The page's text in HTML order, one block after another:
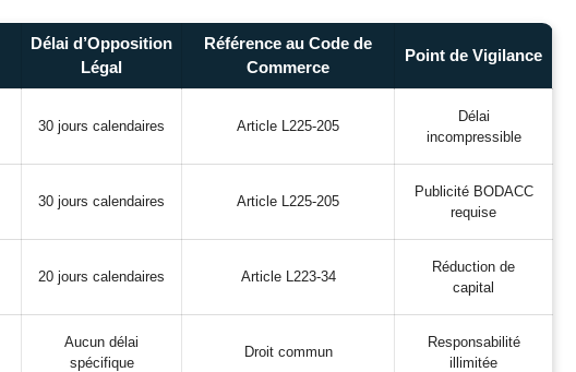
Délai d’Opposition
Légal
Référence au Code de
Commerce
Point de Vigilance
30 jours calendaires Article L225-205
Délai
incompressible
30 jours calendaires Article L225-205
Publicité BODACC
requise
20 jours calendaires Article L223-34
Réduction de
capital
Aucun délai
spécifique
Droit commun
Responsabilité
illimitée